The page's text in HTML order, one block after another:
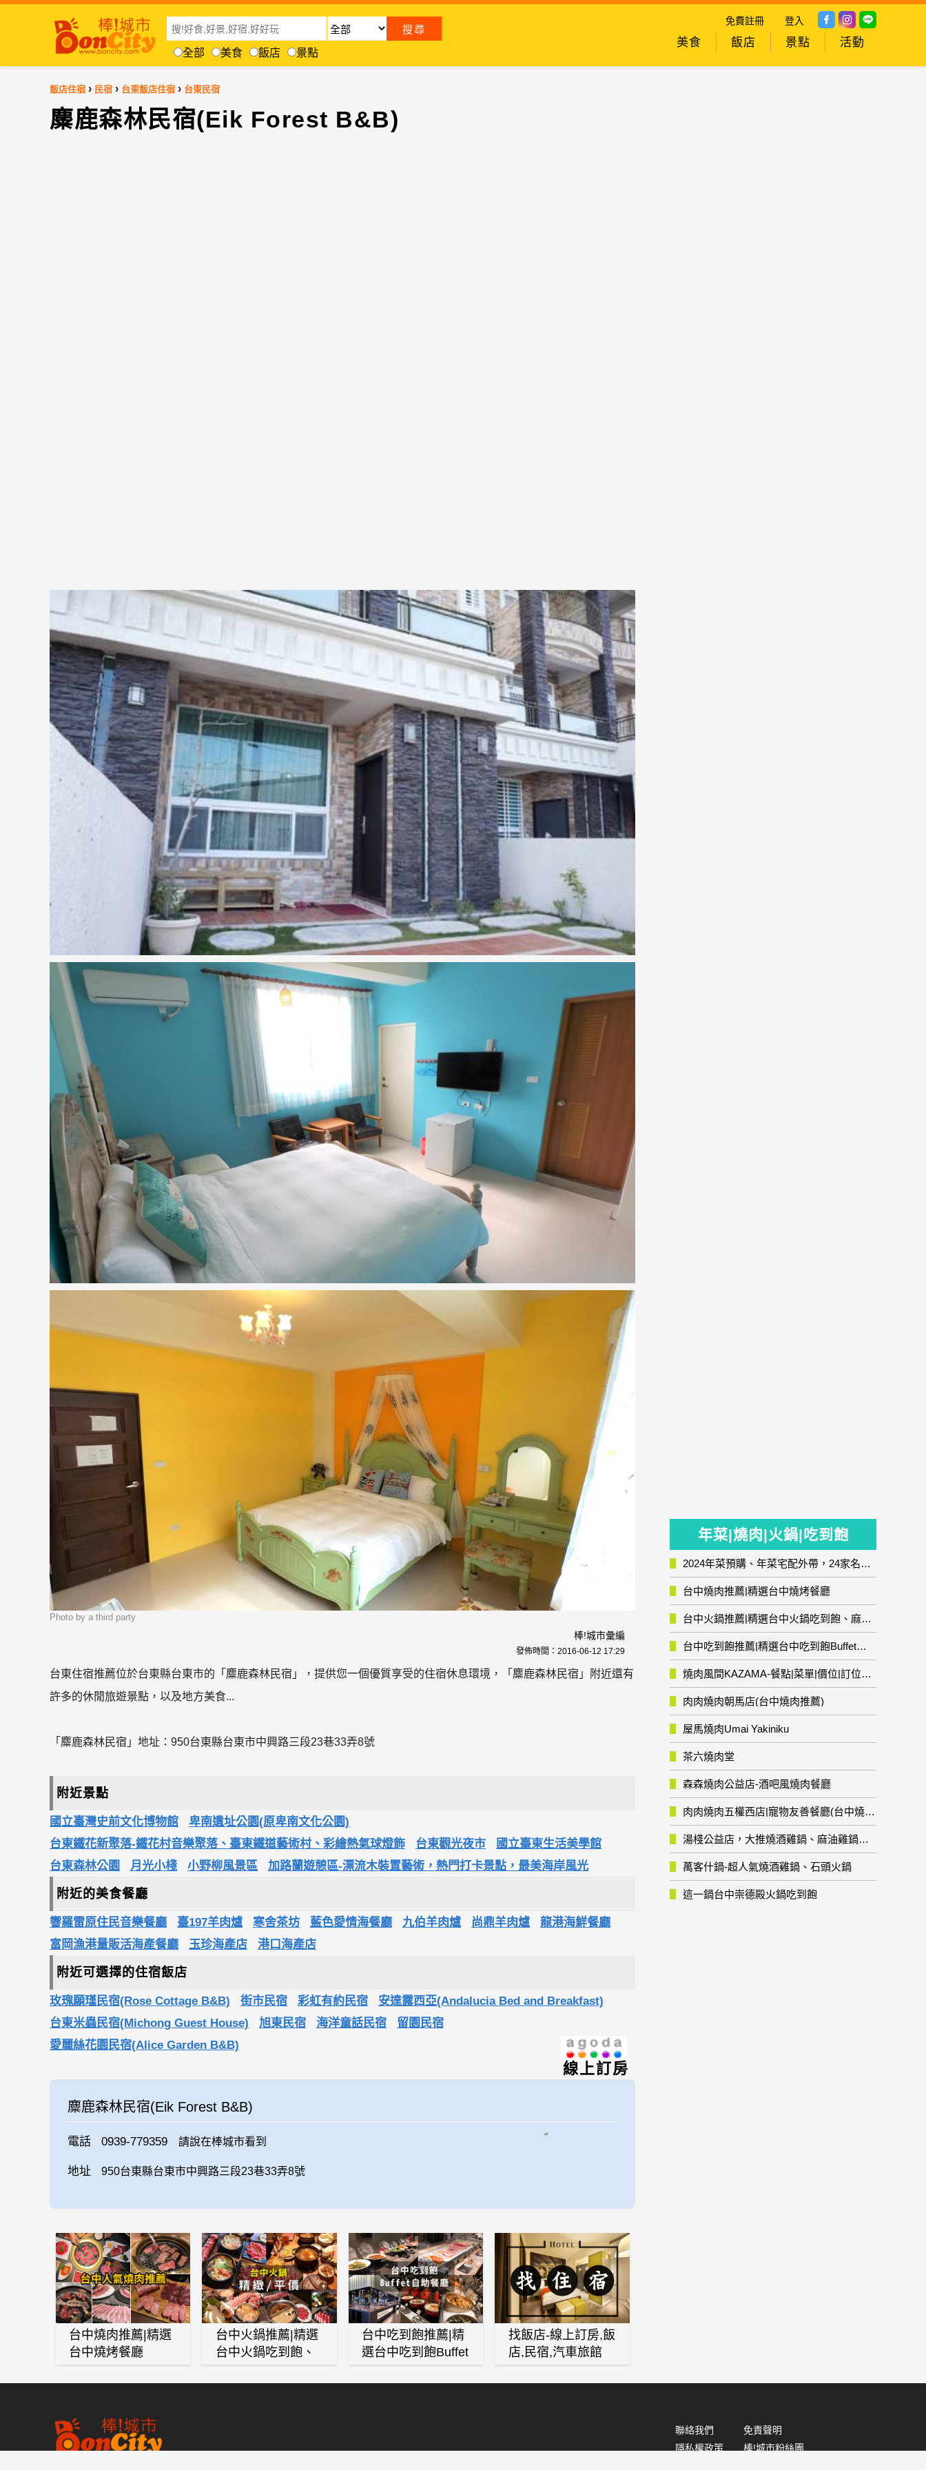
全部 美食 飯店 景點
免費註冊 登入
美食 飯店 景點 活動
飯店住宿 › 民宿 › 台東飯店住宿 › 台東民宿
麋鹿森林民宿(Eik Forest B&B)
Photo by a third party
棒!城市彙編
發佈時間： 2016-06-12 17:29
台東住宿推薦位於台東縣台東市的「麋鹿森林民宿」，提供您一個優質享受的住宿休息環境，「麋鹿森林民宿」附近還有
許多的休閒旅遊景點，以及地方美食...
「麋鹿森林民宿」地址：950台東縣台東市中興路三段23巷33弄8號
附近景點
國立臺灣史前文化博物館
卑南遺址公園(原卑南文化公園)
台東鐵花新聚落-鐵花村音樂聚落、臺東鐵道藝術村、彩繪熱氣球燈飾
台東觀光夜市
國立臺東生活美學館
台東森林公園
月光小棧 小野柳風景區 加路蘭遊憩區-漂流木裝置藝術，熱門打卡景點，最美海岸風光
附近的美食餐廳
響羅雷原住民音樂餐廳 臺197羊肉爐 寒舍茶坊 藍色愛情海餐廳 九伯羊肉爐 尚鼎羊肉爐
龍港海鮮餐廳
富岡漁港量販活海產餐廳
玉珍海產店 港口海產店
附近可選擇的住宿飯店
玫瑰願瑾民宿(Rose Cottage B&B) 街市民宿 彩虹有約民宿
安達露西亞(Andalucia Bed and Breakfast)
台東米蟲民宿(Michong Guest House)
旭東民宿 海洋童話民宿
留園民宿
愛麗絲花園民宿(Alice Garden B&B)
線上訂房
麋鹿森林民宿(Eik Forest B&B)
電話 0939-779359 請說在棒城市看到
地址 950台東縣台東市中興路三段23巷33弄8號
台中燒肉推薦|精選
台中燒烤餐廳
台中火鍋推薦|精選
台中火鍋吃到飽、
石頭火鍋、酸菜白
台中吃到飽推薦|精
選台中吃到飽Buffet
找飯店-線上訂房,飯
店,民宿,汽車旅館
宿)
年菜|燒肉|火鍋|吃到飽
2024年菜預購、年菜宅配外帶，24家名店年菜推薦整理，圍爐輕鬆上菜團圓趣
台中燒肉推薦|精選台中燒烤餐廳
台中火鍋推薦|精選台中火鍋吃到飽、麻辣鍋、鴛鴦鍋、石頭火鍋、酸菜白肉鍋、海鮮鍋、燒酒雞、麻油雞、壽喜燒等熱門人氣火鍋店!
台中吃到飽推薦|精選台中吃到飽Buffet自助餐廳
燒肉風間KAZAMA-餐點|菜單|價位|訂位資訊
肉肉燒肉朝馬店(台中燒肉推薦)
屋馬燒肉Umai Yakiniku
茶六燒肉堂
森森燒肉公益店-酒吧風燒肉餐廳
肉肉燒肉五權西店|寵物友善餐廳(台中燒肉推薦)
湯棧公益店，大推燒酒雞鍋、麻油雞鍋暖暖有夠補
萬客什鍋-超人氣燒酒雞鍋、石頭火鍋
這一鍋台中崇德殿火鍋吃到飽
聯絡我們
免責聲明
隱私權政策
棒!城市粉絲團